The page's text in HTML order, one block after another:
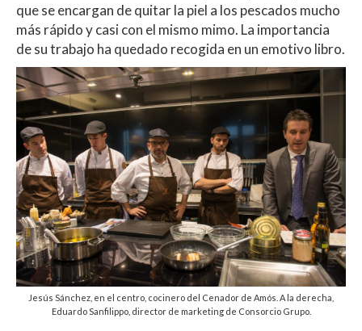
que se encargan de quitar la piel a los pescados mucho
más rápido y casi con el mismo mimo. La importancia
de su trabajo ha quedado recogida en un emotivo libro.
Jesús Sánchez, en el centro, cocinero del Cenador de Amós. A la derecha,
Eduardo Sanfilippo, director de marketing de Consorcio Grupo.